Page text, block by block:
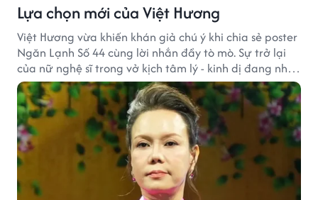
Lựa chọn mới của Việt Hương
Việt Hương vừa khiến khán giả chú ý khi chia sẻ poster
Ngăn Lạnh Số 44 cùng lời nhắn đầy tò mò. Sự trở lại
của nữ nghệ sĩ trong vở kịch tâm lý - kinh dị đang nhận
được nhiều quan tâm từ công chúng.